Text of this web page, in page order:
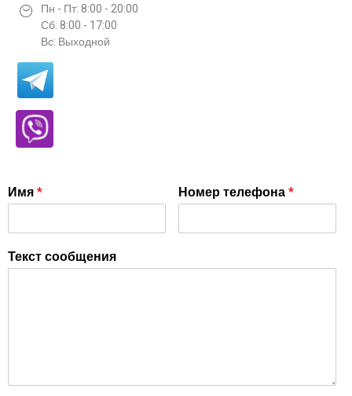
Пн - Пт: 8:00 - 20:00
Сб: 8:00 - 17:00
Вс: Выходной
Имя* Номер телефона*
Текст сообщения